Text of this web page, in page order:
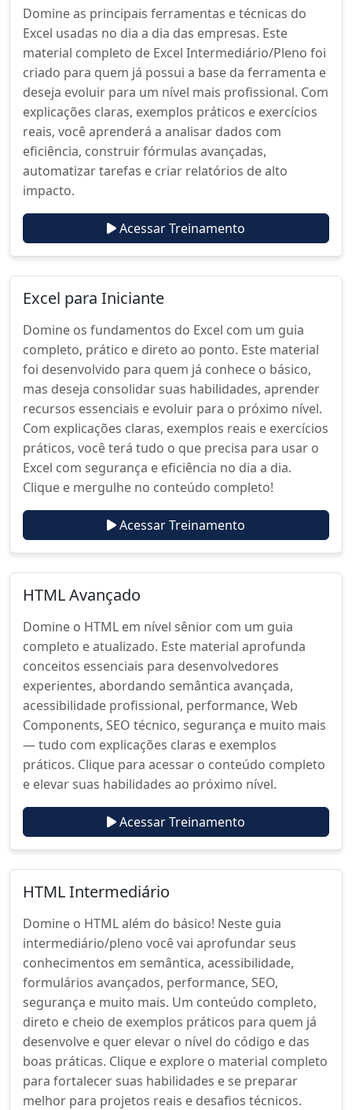
Domine as principais ferramentas e técnicas do
Excel usadas no dia a dia das empresas. Este
material completo de Excel Intermediário/Pleno foi
criado para quem já possui a base da ferramenta e
deseja evoluir para um nível mais profissional. Com
explicações claras, exemplos práticos e exercícios
reais, você aprenderá a analisar dados com
eficiência, construir fórmulas avançadas,
automatizar tarefas e criar relatórios de alto
impacto.
Acessar Treinamento
Excel para Iniciante
Domine os fundamentos do Excel com um guia
completo, prático e direto ao ponto. Este material
foi desenvolvido para quem já conhece o básico,
mas deseja consolidar suas habilidades, aprender
recursos essenciais e evoluir para o próximo nível.
Com explicações claras, exemplos reais e exercícios
práticos, você terá tudo o que precisa para usar o
Excel com segurança e eficiência no dia a dia.
Clique e mergulhe no conteúdo completo!
Acessar Treinamento
HTML Avançado
Domine o HTML em nível sênior com um guia
completo e atualizado. Este material aprofunda
conceitos essenciais para desenvolvedores
experientes, abordando semântica avançada,
acessibilidade profissional, performance, Web
Components, SEO técnico, segurança e muito mais
— tudo com explicações claras e exemplos
práticos. Clique para acessar o conteúdo completo
e elevar suas habilidades ao próximo nível.
Acessar Treinamento
HTML Intermediário
Domine o HTML além do básico! Neste guia
intermediário/pleno você vai aprofundar seus
conhecimentos em semântica, acessibilidade,
formulários avançados, performance, SEO,
segurança e muito mais. Um conteúdo completo,
direto e cheio de exemplos práticos para quem já
desenvolve e quer elevar o nível do código e das
boas práticas. Clique e explore o material completo
para fortalecer suas habilidades e se preparar
melhor para projetos reais e desafios técnicos.